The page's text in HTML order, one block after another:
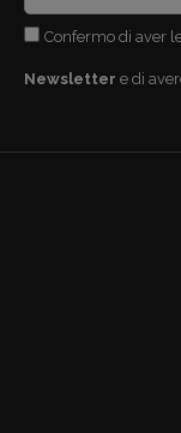
Confermo di aver
Newsletter e di